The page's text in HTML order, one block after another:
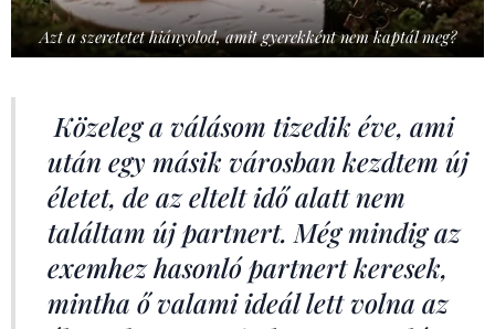
Azt a szeretetet hiányolod, amit gyerekként nem kaptál meg?
Közeleg a válásom tizedik éve, ami
után egy másik városban kezdtem új
életet, de az eltelt idő alatt nem
találtam új partnert. Még mindig az
exemhez hasonló partnert keresek,
mintha ő valami ideál lett volna az